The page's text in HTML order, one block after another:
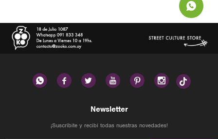
     
Newsletter
¡Suscribite y recibí todas nuestras novedades!